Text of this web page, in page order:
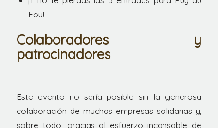
Fou!
Colaboradores y
patrocinadores
Este evento no sería posible sin la generosa
colaboración de muchas empresas solidarias y,
sobre todo, gracias al esfuerzo incansable de